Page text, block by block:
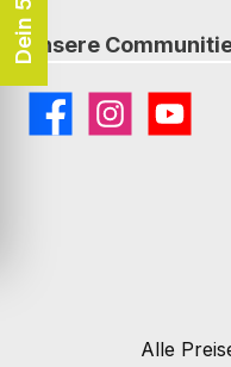
Unsere
FacebookInstagramYouTube
Alle